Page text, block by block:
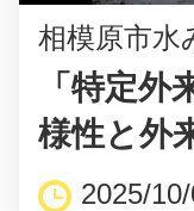
相模原市水
「特定
様性と外
...2025/